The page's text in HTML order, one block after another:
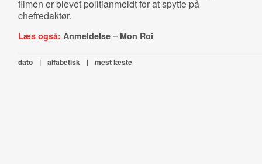
filmen er blevet politianmeldt for at spytte på
chefredaktør.
Læs også: Anmeldelse – Mon Roi
dato | alfabetisk | mest læste